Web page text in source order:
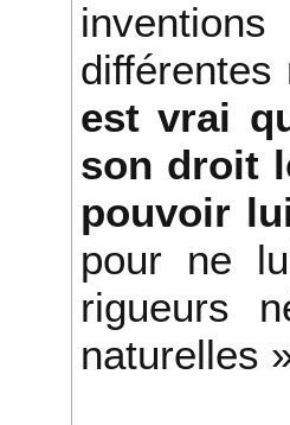
est vrai
son droit
pouvoir
pour ne
rigueurs
naturelles